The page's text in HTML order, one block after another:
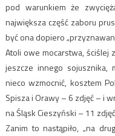
pod warunkiem że
największa część zaboru
być ona dopiero
Atoli owe mocarstwa, ściślej
jeszcze innego sojusznika,
nieco wzmocnić, kosztem
Spisza i Orawy – 6 zdjęć – i
na Śląsk Cieszyński – 11
Zanim to nastąpiło, „na